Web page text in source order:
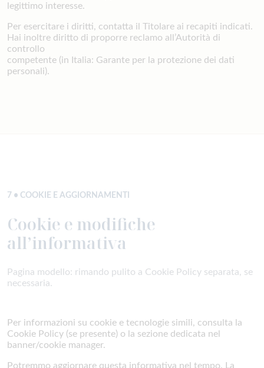
legittimo interesse.
Per esercitare i diritti, contatta il Titolare ai recapiti indicati.
Hai inoltre diritto di proporre reclamo all’Autorità di
controllo
competente (in Italia: Garante per la protezione dei dati
personali).
7 • COOKIE E AGGIORNAMENTI
Cookie e modifiche
all’informativa
Pagina modello: rimando pulito a Cookie Policy separata, se
necessaria.
Per informazioni su cookie e tecnologie simili, consulta la
Cookie Policy (se presente) o la sezione dedicata nel
banner/cookie manager.
Potremmo aggiornare questa informativa nel tempo. La